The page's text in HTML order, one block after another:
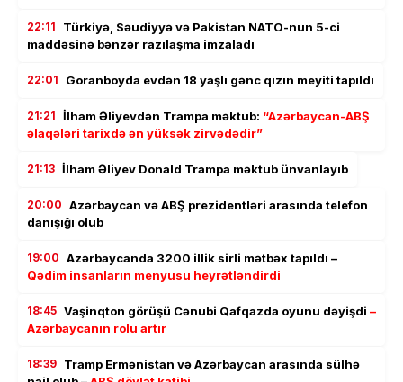
22:11
Türkiyə, Səudiyyə və Pakistan NATO-nun 5-ci
maddəsinə bənzər razılaşma imzaladı
22:01 Goranboyda evdən 18 yaşlı gənc qızın meyiti tapıldı
21:21 İlham Əliyevdən Trampa məktub: “Azərbaycan-ABŞ
əlaqələri tarixdə ən yüksək zirvədədir”
21:13 İlham Əliyev Donald Trampa məktub ünvanlayıb
20:00 Azərbaycan və ABŞ prezidentləri arasında telefon
danışığı olub
19:00 Azərbaycanda 3200 illik sirli mətbəx tapıldı –
Qədim insanların menyusu heyrətləndirdi
18:45 Vaşinqton görüşü Cənubi Qafqazda oyunu dəyişdi –
Azərbaycanın rolu artır
18:39 Tramp Ermənistan və Azərbaycan arasında sülhə